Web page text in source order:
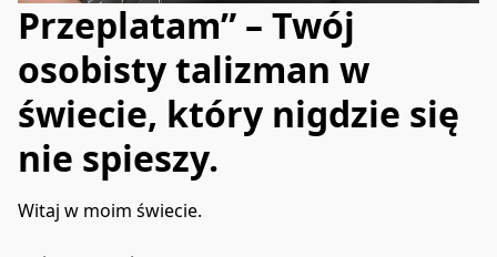
Przeplatam” – Twój
osobisty talizman w
świecie, który nigdzie się
nie spieszy.
Witaj w moim świecie.